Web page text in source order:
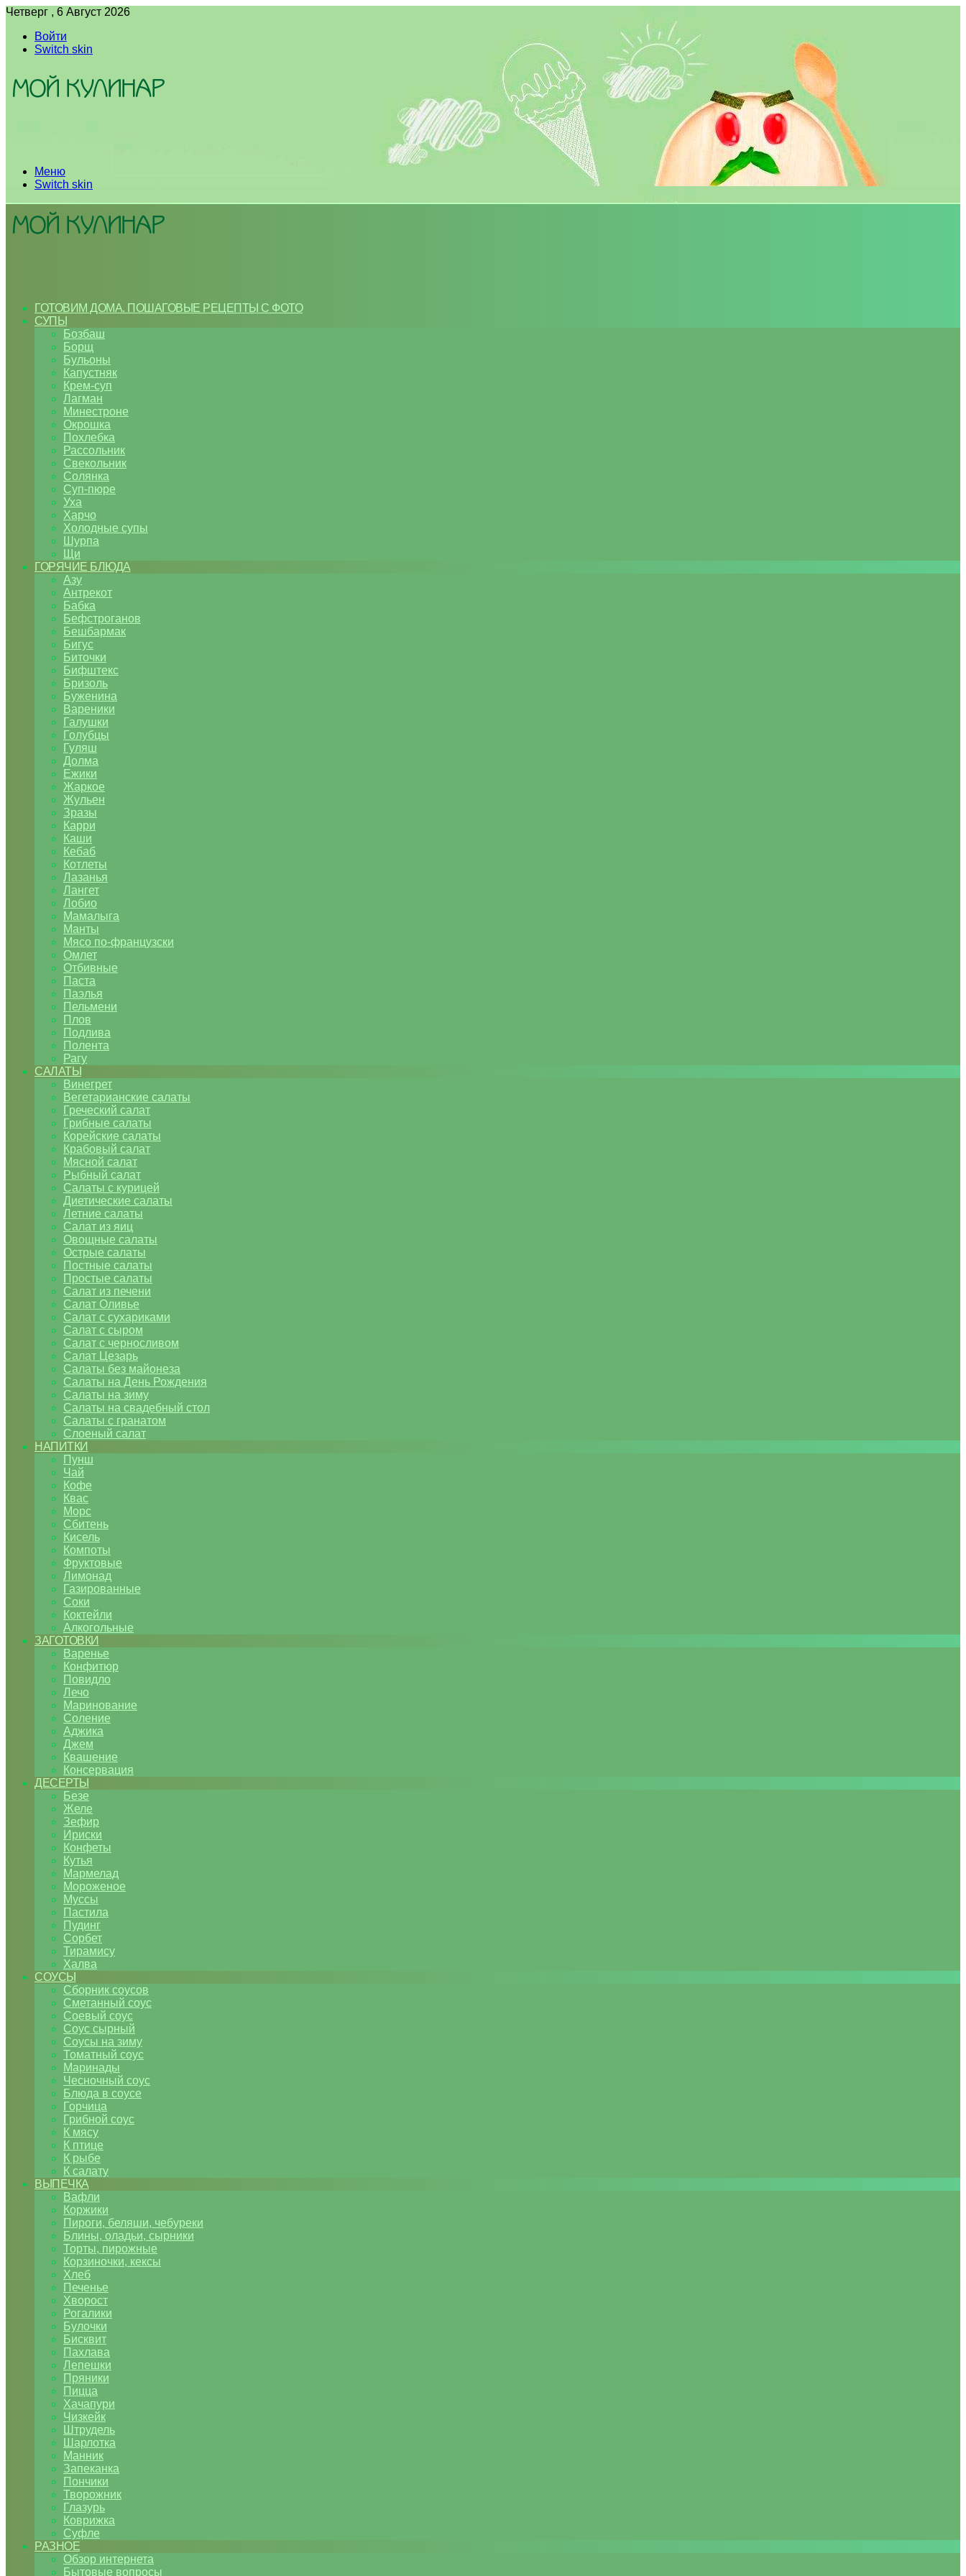
Четверг , 6 Август 2026
Войти
Switch skin
Меню
Switch skin
ГОТОВИМ ДОМА. ПОШАГОВЫЕ РЕЦЕПТЫ С ФОТО
СУПЫ
Бозбаш
Борщ
Бульоны
Капустняк
Крем-суп
Лагман
Минестроне
Окрошка
Похлебка
Рассольник
Свекольник
Солянка
Суп-пюре
Уха
Харчо
Холодные супы
Шурпа
Щи
ГОРЯЧИЕ БЛЮДА
Азу
Антрекот
Бабка
Бефстроганов
Бешбармак
Бигус
Биточки
Бифштекс
Бризоль
Буженина
Вареники
Галушки
Голубцы
Гуляш
Долма
Ежики
Жаркое
Жульен
Зразы
Карри
Каши
Кебаб
Котлеты
Лазанья
Лангет
Лобио
Мамалыга
Манты
Мясо по-французски
Омлет
Отбивные
Паста
Паэлья
Пельмени
Плов
Подлива
Полента
Рагу
САЛАТЫ
Винегрет
Вегетарианские салаты
Греческий салат
Грибные салаты
Корейские салаты
Крабовый салат
Мясной салат
Рыбный салат
Салаты с курицей
Диетические салаты
Летние салаты
Салат из яиц
Овощные салаты
Острые салаты
Постные салаты
Простые салаты
Салат из печени
Салат Оливье
Салат с сухариками
Салат с сыром
Салат с черносливом
Салат Цезарь
Салаты без майонеза
Салаты на День Рождения
Салаты на зиму
Салаты на свадебный стол
Салаты с гранатом
Слоеный салат
НАПИТКИ
Пунш
Чай
Кофе
Квас
Морс
Сбитень
Кисель
Компоты
Фруктовые
Лимонад
Газированные
Соки
Коктейли
Алкогольные
ЗАГОТОВКИ
Варенье
Конфитюр
Повидло
Лечо
Маринование
Соление
Аджика
Джем
Квашение
Консервация
ДЕСЕРТЫ
Безе
Желе
Зефир
Ириски
Конфеты
Кутья
Мармелад
Мороженое
Муссы
Пастила
Пудинг
Сорбет
Тирамису
Халва
СОУСЫ
Сборник соусов
Сметанный соус
Соевый соус
Соус сырный
Соусы на зиму
Томатный соус
Маринады
Чесночный соус
Блюда в соусе
Горчица
Грибной соус
К мясу
К птице
К рыбе
К салату
ВЫПЕЧКА
Вафли
Коржики
Пироги, беляши, чебуреки
Блины, оладьи, сырники
Торты, пирожные
Корзиночки, кексы
Хлеб
Печенье
Хворост
Рогалики
Булочки
Бисквит
Пахлава
Лепешки
Пряники
Пицца
Хачапури
Чизкейк
Штрудель
Шарлотка
Манник
Запеканка
Пончики
Творожник
Глазурь
Коврижка
Суфле
РАЗНОЕ
Обзор интернета
Бытовые вопросы